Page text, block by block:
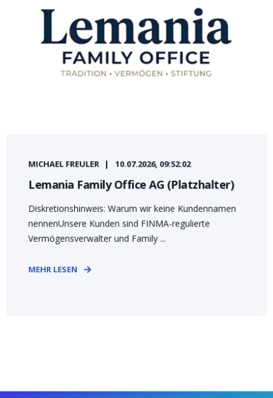
MICHAEL FREULER 10.07.2026, 09:52:02
Lemania Family Office AG (Platzhalter)
Diskretionshinweis: Warum wir keine Kundennamen
nennenUnsere Kunden sind FINMA-regulierte
Vermögensverwalter und Family ...
MEHR LESEN